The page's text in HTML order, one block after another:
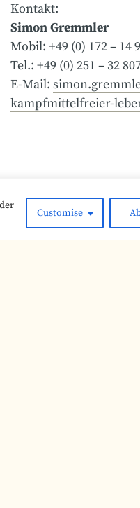
Customise
Kontakt:
Simon Gremmler
Mobil: +49 (0) 172 – 14
Tel.: +49 (0) 251 – 32
E-Mail:
kampfmittelfreier-